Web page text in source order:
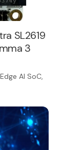
SL2619
3
AI SoC,